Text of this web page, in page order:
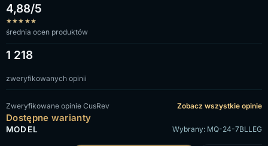
4,88/5
★★★ ★★
średnia ocen produktów
1 218
zweryfikowanych opinii
Zweryfikowane opinie CusRev Zobacz wszystkie opinie
Dostępne warianty
MODEL Wybrany: MQ-24-7BLLEG